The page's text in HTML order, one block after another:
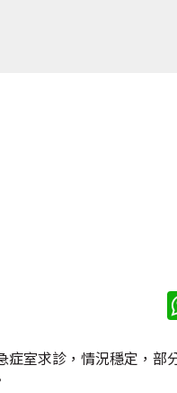
室求診，情況穩定，部